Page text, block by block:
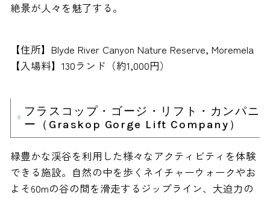
絶景が人々を魅了する。
【住所】Blyde River Canyon Nature Reserve, Moremela
【入場料】130ランド（約1,000円）
フラスコップ・ゴージ・リフト・カンパニ
ー（Graskop Gorge Lift Company）
緑豊かな渓谷を利用した様々なアクティビティを体験
できる施設。自然の中を歩くネイチャーウォークやお
よそ60mの谷の間を滑走するジップライン、大迫力の